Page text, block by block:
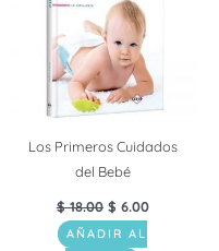
Los Primeros Cuidados
del Bebé
$18.00 $ 6.00
AÑADIR AL